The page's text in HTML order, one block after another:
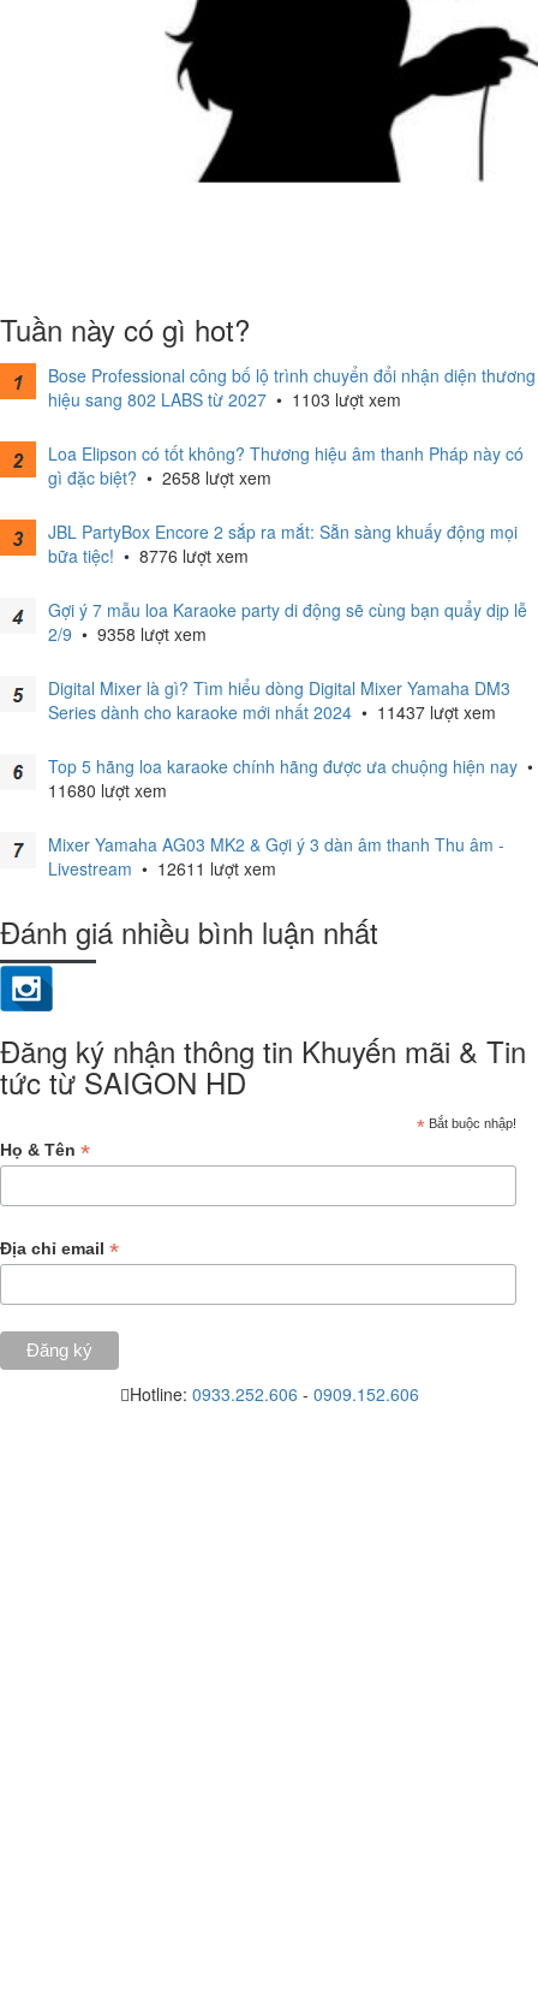
Tuần này có gì hot?
Bose Professional công bố lộ trình chuyển đổi nhận diện thương
hiệu sang 802 LABS từ 2027 • 1103 lượt xem
Loa Elipson có tốt không? Thương hiệu âm thanh Pháp này có
gì đặc biệt? • 2658 lượt xem
JBL PartyBox Encore 2 sắp ra mắt: Sẵn sàng khuấy động mọi
bữa tiệc! • 8776 lượt xem
Gợi ý 7 mẫu loa Karaoke party di động sẽ cùng bạn quẩy dịp lễ
2/9 • 9358 lượt xem
Digital Mixer là gì? Tìm hiểu dòng Digital Mixer Yamaha DM3
Series dành cho karaoke mới nhất 2024 • 11437 lượt xem
Top 5 hãng loa karaoke chính hãng được ưa chuộng hiện nay •
11680 lượt xem
Mixer Yamaha AG03 MK2 & Gợi ý 3 dàn âm thanh Thu âm -
Livestream • 12611 lượt xem
Đánh giá nhiều bình luận nhất
Đăng ký nhận thông tin Khuyến mãi & Tin
tức từ SAIGON HD
* Bắt buộc nhập!
Họ & Tên *
Địa chỉ email *
Hotline: 0933.252.606 - 0909.152.606